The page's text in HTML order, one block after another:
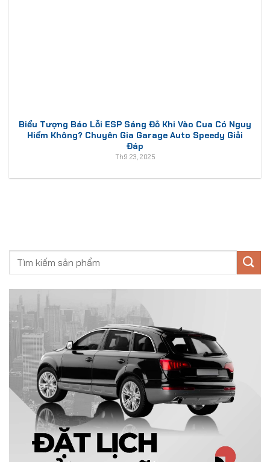
Biểu Tượng Báo Lỗi ESP Sáng Đỏ Khi Vào Cua Có Nguy
Hiểm Không? Chuyên Gia Garage Auto Speedy Giải
Đáp
Th9 23, 2025